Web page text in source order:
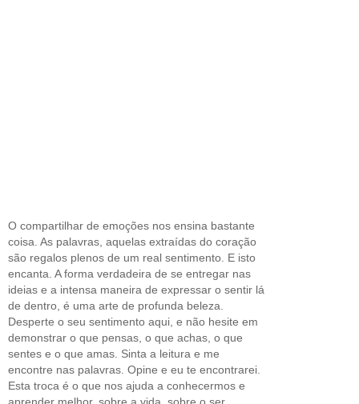
O compartilhar de emoções nos ensina bastante
coisa. As palavras, aquelas extraídas do coração
são regalos plenos de um real sentimento. E isto
encanta. A forma verdadeira de se entregar nas
ideias e a intensa maneira de expressar o sentir lá
de dentro, é uma arte de profunda beleza.
Desperte o seu sentimento aqui, e não hesite em
demonstrar o que pensas, o que achas, o que
sentes e o que amas. Sinta a leitura e me
encontre nas palavras. Opine e eu te encontrarei.
Esta troca é o que nos ajuda a conhecermos e